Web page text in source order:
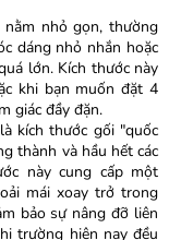
nhỏ gọn, thường
dáng nhỏ nhắn hoặc
lớn. Kích thước này
khi bạn muốn đặt 4
giác đầy đặn.
kích thước gối "quốc
thành và hầu hết các
này cung cấp một
mái xoay trở trong
bảo sự nâng đỡ liên
trường hiện nay đều